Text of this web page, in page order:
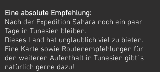
Eine absolute Empfehlung:
Nach der Expedition Sahara noch ein paar
Tage in Tunesien bleiben.
Dieses Land hat unglaublich viel zu bieten.
Eine Karte sowie Routenempfehlungen für
den weiteren Aufenthalt in Tunesien gibt´s
natürlich gerne dazu!